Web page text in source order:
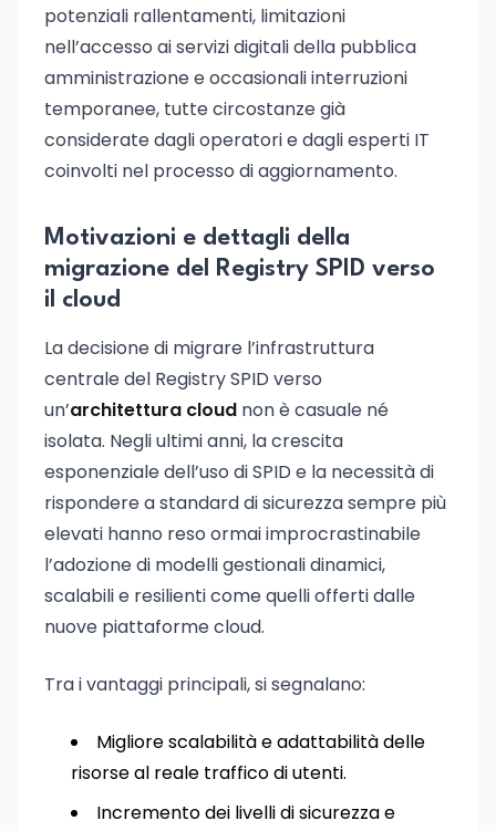
potenziali rallentamenti, limitazioni
nell’accesso ai servizi digitali della pubblica
amministrazione e occasionali interruzioni
temporanee, tutte circostanze già
considerate dagli operatori e dagli esperti IT
coinvolti nel processo di aggiornamento.
Motivazioni e dettagli della
migrazione del Registry SPID verso
il cloud
La decisione di migrare l’infrastruttura
centrale del Registry SPID verso
un’architettura cloud non è casuale né
isolata. Negli ultimi anni, la crescita
esponenziale dell’uso di SPID e la necessità di
rispondere a standard di sicurezza sempre più
elevati hanno reso ormai improcrastinabile
l’adozione di modelli gestionali dinamici,
scalabili e resilienti come quelli offerti dalle
nuove piattaforme cloud.
Tra i vantaggi principali, si segnalano:
Migliore scalabilità e adattabilità delle
risorse al reale traffico di utenti.
Incremento dei livelli di sicurezza e